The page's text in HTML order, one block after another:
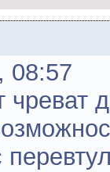
08:57